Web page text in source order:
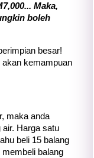
Maka,
boleh
besar!
akan kemampuan
maka anda
air. Harga satu
beli 15 balang
balang